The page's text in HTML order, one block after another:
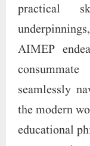
practical
AIMEP
seamlessly
the modern
educational